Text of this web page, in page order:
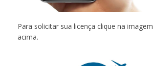
Para solicitar sua licença clique na imagem
acima.